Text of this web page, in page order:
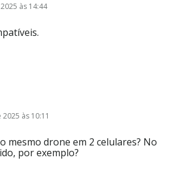
às 14:44
às 10:11
mesmo drone em 2 celulares? No
por exemplo?